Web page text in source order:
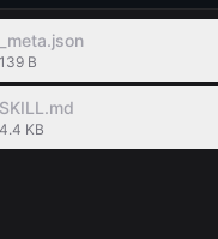
_meta.json
139 B
SKILL.md
4.4 KB